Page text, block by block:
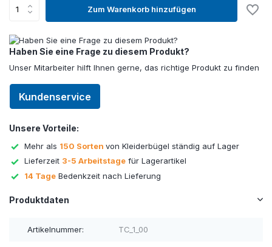
Zum Warenkorb hinzufügen
Haben Sie eine Frage zu diesem Produkt?
Unser Mitarbeiter hilft Ihnen gerne, das richtige Produkt zu finden
Kundenservice
Unsere Vorteile:
Mehr als 150 Sorten von Kleiderbügel ständig auf Lager
Lieferzeit 3-5 Arbeitstage für Lagerartikel
14 Tage Bedenkzeit nach Lieferung
Produktdaten
Artikelnummer: TC_1_00